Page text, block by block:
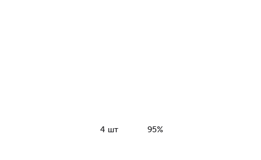
4 шт 95%